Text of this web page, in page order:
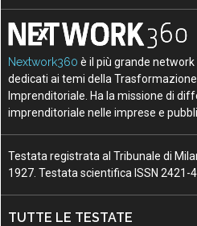
Nextwork360 è il più grande
dedicati ai temi della
Imprenditoriale. Ha la missione di
imprenditoriale nelle imprese e
Testata registrata al Tribunale di
1927. Testata scientifica ISSN 2421-
TUTTE LE TESTATE